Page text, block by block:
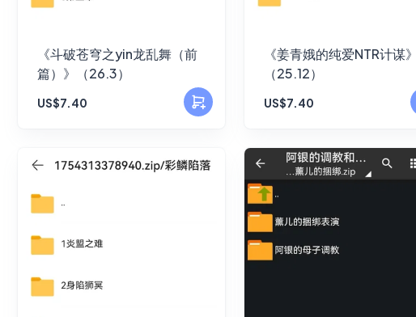
《斗破苍穹之yin龙乱舞（前
篇）》（26.3）
US$7.40
《姜青娥的纯爱NTR计谋
（25.12）
US$7.40